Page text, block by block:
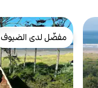
مفضّل لدى الضيوف
مفضّل لدى الضيوف